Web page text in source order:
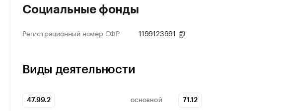
Социальные фонды
Регистрационный номер СФР 1199123991
Виды деятельности
47.99.2 ОСНОВНОЙ 71.12